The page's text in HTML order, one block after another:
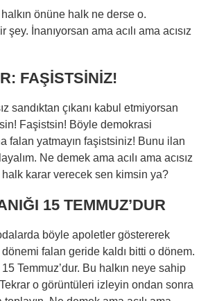
halkın önüne halk ne derse o.
İnanıyorsan ama acılı ama acısız
FAŞİSTSİNİZ!
sandıktan çıkanı kabul etmiyorsan
Faşistsin! Böyle demokrasi
falan yatmayın faşistsiniz! Bunu ilan
Ne demek ama acılı ama acısız
karar verecek sen kimsin ya?
15 TEMMUZ’DUR
böyle apoletler göstererek
falan geride kaldı bitti o dönem.
15 Temmuz’dur. Bu halkın neye sahip
Tekrar o görüntüleri izleyin ondan sonra